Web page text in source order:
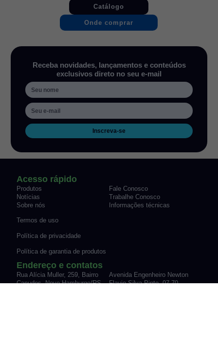
Catálogo
Onde comprar
Receba novidades, lançamentos e conteúdos
exclusivos direto no seu e-mail
Inscreva-se
Acesso rápido
Produtos
Fale Conosco
Notícias
Trabalhe Conosco
Sobre nós
Informações técnicas
Termos de uso
Política de privacidade
Política de garantia de produtos
Endereço e contatos
Rua Alícia Muller, 259, Bairro
Canudos Novo Hamburgo/RS
Avenida Engenheiro Newton
Flavio Silva Pinto, 07-70,